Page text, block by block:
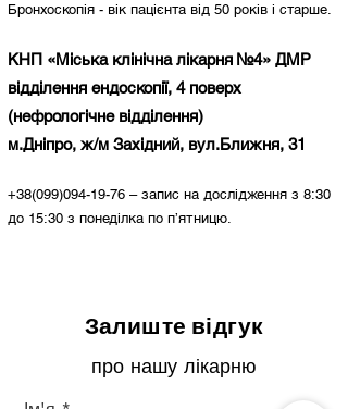
Бронхоскопія - вік пацієнта від 50 років і старше.
КНП «Міська клінічна лікарня №4» ДМР
відділення ендоскопії, 4 поверх
(нефрологічне відділення)
м.Дніпро, ж/м Західний, вул.Ближня, 31
+38(099)094-19-76 – запис на дослідження з 8:30
до 15:30 з понеділка по п’ятницю.
Залиште відгук
про нашу лікарню